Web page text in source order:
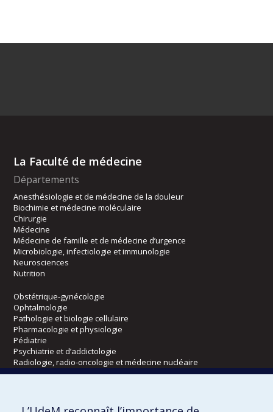
La Faculté de médecine
Départements
Anesthésiologie et de médecine de la douleur
Biochimie et médecine moléculaire
Chirurgie
Médecine
Médecine de famille et de médecine d’urgence
Microbiologie, infectiologie et immunologie
Neurosciences
Nutrition
Obstétrique-gynécologie
Ophtalmologie
Pathologie et biologie cellulaire
Pharmacologie et physiologie
Pédiatrie
Psychiatrie et d’addictologie
Radiologie, radio-oncologie et médecine nucléaire